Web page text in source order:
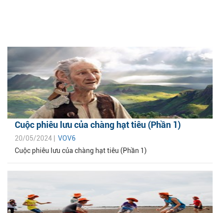
Cuộc phiêu lưu của chàng hạt tiêu (Phần 1)
20/05/2024 | VOV6
Cuộc phiêu lưu của chàng hạt tiêu (Phần 1)